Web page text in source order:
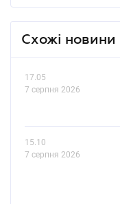
Схожі новини
17.05
7 серпня 2026
15.10
7 серпня 2026